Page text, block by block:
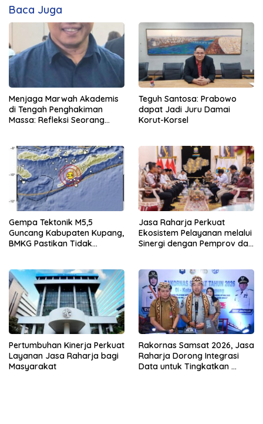
Baca Juga
Menjaga Marwah Akademis
di Tengah Penghakiman
Massa: Refleksi Seorang
Teguh Santosa: Prabowo
dapat Jadi Juru Damai
Korut-Korsel
Gempa Tektonik M5,5
Guncang Kabupaten Kupang,
BMKG Pastikan Tidak
Jasa Raharja Perkuat
Ekosistem Pelayanan melalui
Sinergi dengan Pemprov dan
Pertumbuhan Kinerja Perkuat
Layanan Jasa Raharja bagi
Masyarakat
Rakornas Samsat 2026, Jasa
Raharja Dorong Integrasi
Data untuk Tingkatkan